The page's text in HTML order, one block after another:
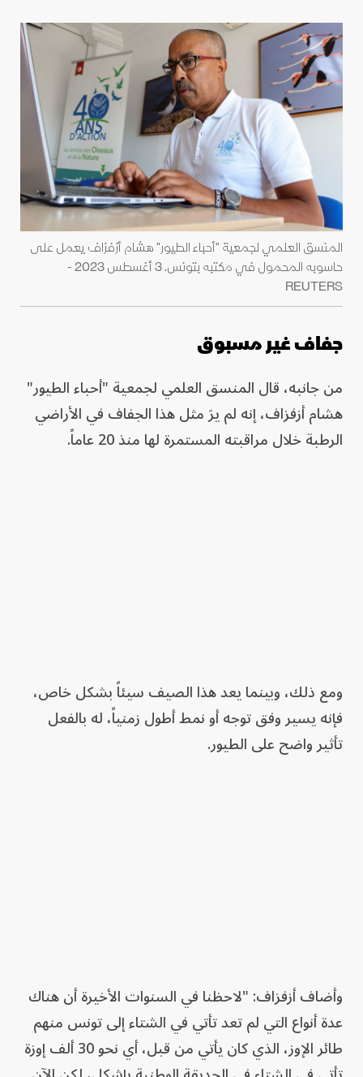
المنسق العلمي لجمعية "أحباء الطيور" هشام أزفزاف يعمل على
حاسوبه المحمول في مكتبه بتونس. 3 أغسطس 2023 -
REUTERS
جفاف غير مسبوق
من جانبه، قال المنسق العلمي لجمعية "أحباء الطيور"
هشام أزفزاف، إنه لم يرَ مثل هذا الجفاف في الأراضي
الرطبة خلال مراقبته المستمرة لها منذ 20 عاماً.
ومع ذلك، وبينما يعد هذا الصيف سيئاً بشكل خاص،
فإنه يسير وفق توجه أو نمط أطول زمنياً، له بالفعل
تأثير واضح على الطيور.
وأضاف أزفزاف: "لاحظنا في السنوات الأخيرة أن هناك
عدة أنواع التي لم تعد تأتي في الشتاء إلى تونس منهم
طائر الإوز، الذي كان يأتي من قبل، أي نحو 30 ألف إوزة